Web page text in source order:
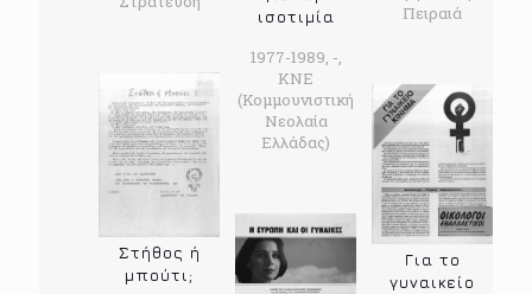
Στήθος ή
μπούτι;
ισοτιμία
1977-1989, -,
ΚΝΕ
(Κομμουνιστική
Νεολαία
Ελλάδας)
Πειραιά
Για το
γυναικείο